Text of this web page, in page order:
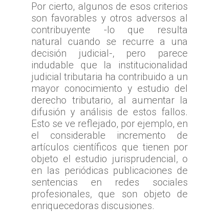
Por cierto, algunos de esos criterios
son favorables y otros adversos al
contribuyente -lo que resulta
natural cuando se recurre a una
decisión judicial-, pero parece
indudable que la institucionalidad
judicial tributaria ha contribuido a un
mayor conocimiento y estudio del
derecho tributario, al aumentar la
difusión y análisis de estos fallos.
Esto se ve reflejado, por ejemplo, en
el considerable incremento de
artículos científicos que tienen por
objeto el estudio jurisprudencial, o
en las periódicas publicaciones de
sentencias en redes sociales
profesionales, que son objeto de
enriquecedoras discusiones.
TTA de la Región de
del General Carlos
Campo
TTA de la Región de
Magallanes y la
Chilena